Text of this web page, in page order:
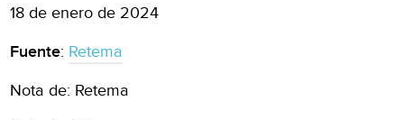
18 de enero de 2024
Fuente: Retema
Nota de: Retema